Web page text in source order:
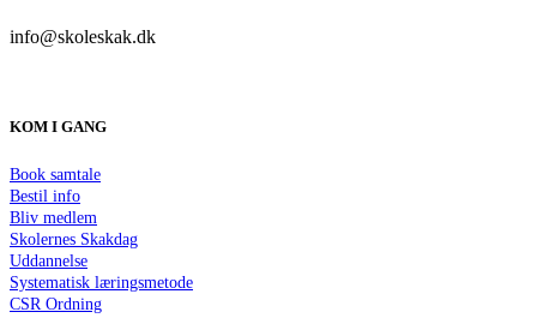
info@skoleskak.dk
KOM I GANG
Book samtale
Bestil info
Bliv medlem
Skolernes Skakdag
Uddannelse
Systematisk læringsmetode
CSR Ordning